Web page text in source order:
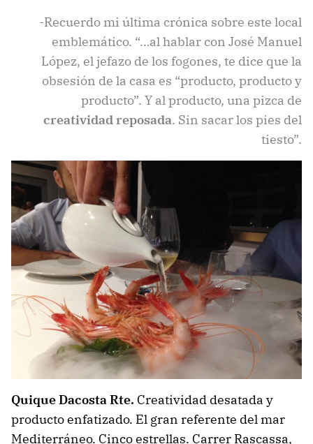
-Recuerdo mi última crónica sobre este local
emblemático. “…al hablar con José Manuel
López, el jefazo de los fogones, te dice que la
obsesión de la casa es “producto, producto y
producto”. Y al producto, una pizca de
creatividad reposada. Sin sacar los pies del
tiesto”.
Quique Dacosta Rte. Creatividad desatada y
producto enfatizado. El gran referente del mar
Mediterráneo. Cinco estrellas. Carrer Rascassa,